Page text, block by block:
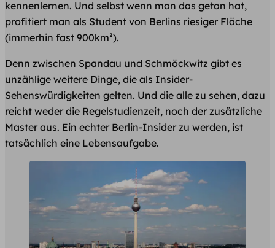
kennenlernen. Und selbst wenn man das getan hat,
profitiert man als Student von Berlins riesiger Fläche
(immerhin fast 900km²).
Denn zwischen Spandau und Schmöckwitz gibt es
unzählige weitere Dinge, die als Insider-
Sehenswürdigkeiten gelten. Und die alle zu sehen, dazu
reicht weder die Regelstudienzeit, noch der zusätzliche
Master aus. Ein echter Berlin-Insider zu werden, ist
tatsächlich eine Lebensaufgabe.